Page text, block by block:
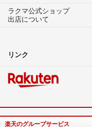
ラクマ公式ショップ
出店について
リンク
楽天のグループサービス